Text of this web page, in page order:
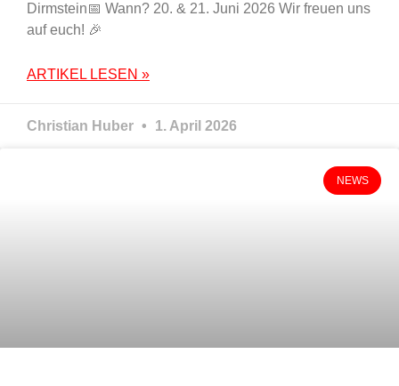
Dirmstein📅 Wann? 20. & 21. Juni 2026 Wir freuen uns
auf euch! 🎉
ARTIKEL LESEN »
Christian Huber 1. April 2026
NEWS